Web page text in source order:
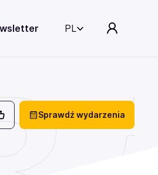
PL
Sprawdź wydarzenia